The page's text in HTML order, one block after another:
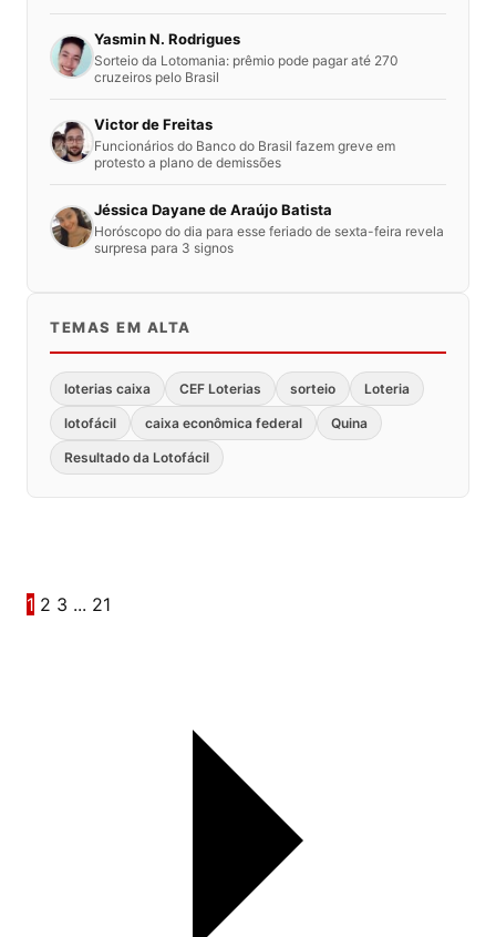
Yasmin N. Rodrigues
Sorteio da Lotomania: prêmio pode pagar até 270
cruzeiros pelo Brasil
Victor de Freitas
Funcionários do Banco do Brasil fazem greve em
protesto a plano de demissões
Jéssica Dayane de Araújo Batista
Horóscopo do dia para esse feriado de sexta-feira revela
surpresa para 3 signos
TEMAS EM ALTA
loterias caixa CEF Loterias sorteio Loteria
lotofácil caixa econômica federal Quina
Resultado da Lotofácil
1 2 3 ... 21